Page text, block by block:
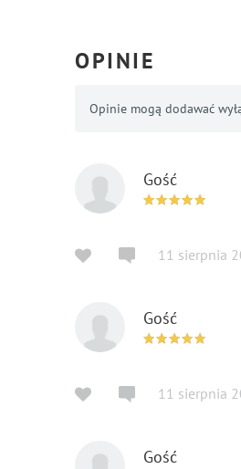
OPINIE
Opinie mogą dodawać
Gość
11 sierpnia
Gość
11 sierpnia
Gość